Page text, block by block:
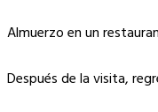
Almuerzo en un
Después de la visita,